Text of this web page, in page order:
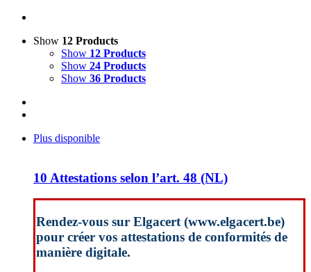
Show 12 Products
Show 12 Products
Show 24 Products
Show 36 Products
Plus disponible
10 Attestations selon l’art. 48 (NL)
Rendez-vous sur Elgacert (www.elgacert.be)
pour créer vos attestations de conformités de
manière digitale.